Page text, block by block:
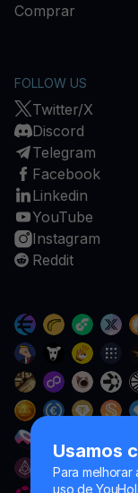
Usamos
Para melhorar
uso de
Comprar
FOLLOW US
Twitter/X
Discord
Telegram
Facebook
Linkedin
YouTube
Instagram
Reddit